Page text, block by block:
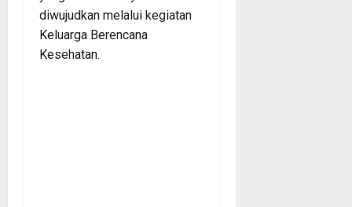
diwujudkan melalui kegiatan
Keluarga Berencana
Kesehatan.